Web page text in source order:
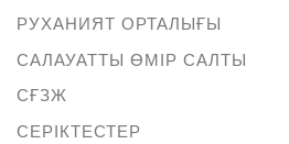
РУХАНИЯТ ОРТАЛЫҒЫ
САЛАУАТТЫ ӨМІР САЛТЫ
СҒЗЖ
СЕРІКТЕСТЕР